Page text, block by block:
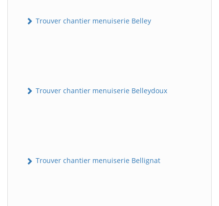
Trouver chantier menuiserie Belley
Trouver chantier menuiserie Belleydoux
Trouver chantier menuiserie Bellignat